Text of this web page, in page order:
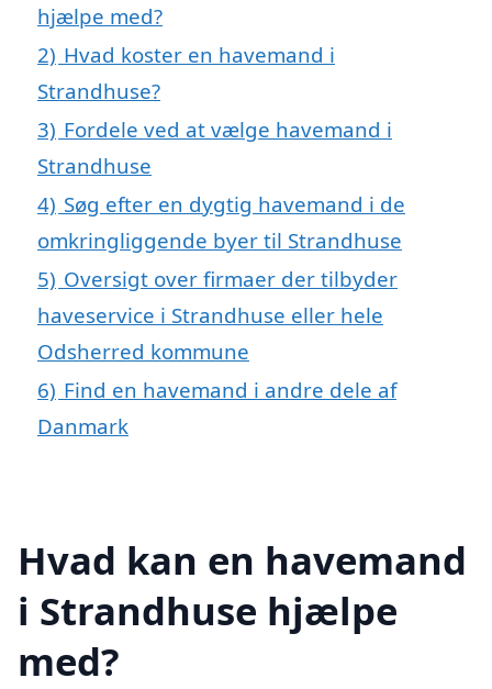
hjælpe med?
2) Hvad koster en havemand i
Strandhuse?
3) Fordele ved at vælge havemand i
Strandhuse
4) Søg efter en dygtig havemand i de
omkringliggende byer til Strandhuse
5) Oversigt over firmaer der tilbyder
haveservice i Strandhuse eller hele
Odsherred kommune
6) Find en havemand i andre dele af
Danmark
Hvad kan en havemand
i Strandhuse hjælpe
med?